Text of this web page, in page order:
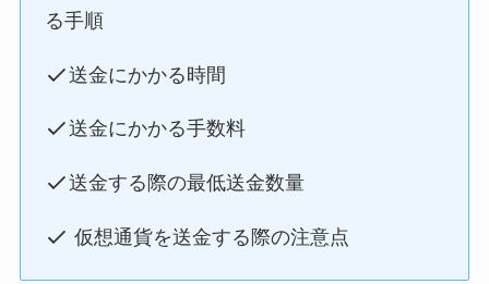
る手順
送金にかかる時間
送金にかかる手数料
送金する際の最低送金数量
仮想通貨を送金する際の注意点